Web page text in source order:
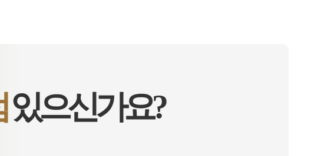
있으신가요?